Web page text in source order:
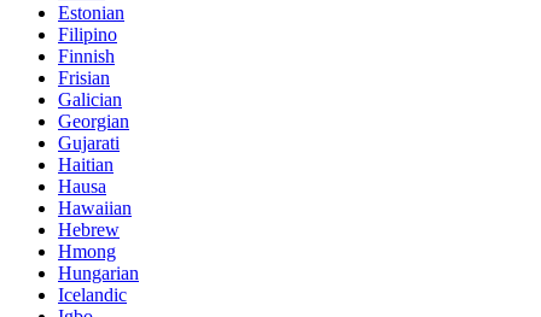
Estonian
Filipino
Finnish
Frisian
Galician
Georgian
Gujarati
Haitian
Hausa
Hawaiian
Hebrew
Hmong
Hungarian
Icelandic